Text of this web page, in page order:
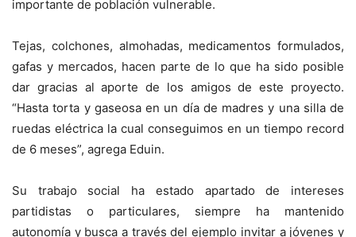
importante de población vulnerable.
Tejas, colchones, almohadas, medicamentos formulados,
gafas y mercados, hacen parte de lo que ha sido posible
dar gracias al aporte de los amigos de este proyecto.
“Hasta torta y gaseosa en un día de madres y una silla de
ruedas eléctrica la cual conseguimos en un tiempo record
de 6 meses”, agrega Eduin.
Su trabajo social ha estado apartado de intereses
partidistas o particulares, siempre ha mantenido
autonomía y busca a través del ejemplo invitar a jóvenes y